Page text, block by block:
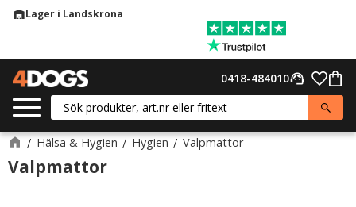
warehouseLager i Landskrona
support_agent
0418-484010
Hälsa & Hygien Hygien Valpmattor
Valpmattor